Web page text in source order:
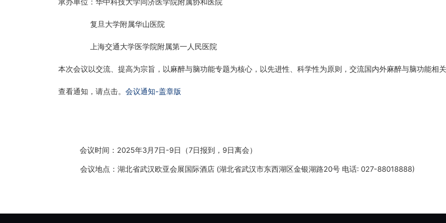
承办单位：华中科技大学同济医学院附属协和医院
复旦大学附属华山医院
上海交通大学医学院附属第一人民医院
本次会议以交流、提高为宗旨，以麻醉与脑功能专题为核心，以先进性、科学性为原则，交流国内外麻醉与脑功能相关
查看通知，请点击。 会议通知-盖章版
会议时间：2025年3月7日-9日（7日报到，9日离会）
会议地点：湖北省武汉欧亚会展国际酒店 (湖北省武汉市东西湖区金银湖路20号 电话: 027-88018888)